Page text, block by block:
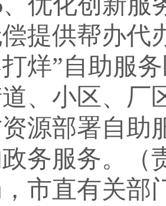
提供帮办代
烊”自助服
、小区、厂
源部署自助
务服务。（
市直有关部